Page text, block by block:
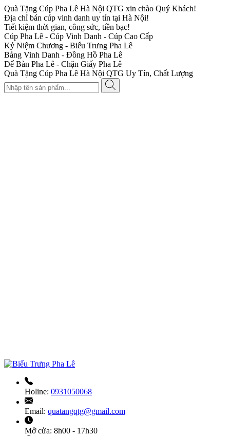
Quà Tặng Cúp Pha Lê Hà Nội QTG xin chào Quý Khách!
Địa chỉ bán cúp vinh danh uy tín tại Hà Nội!
Tiết kiệm thời gian, công sức, tiền bạc!
Cúp Pha Lê - Cúp Vinh Danh - Cúp Cao Cấp
Kỷ Niệm Chương - Biểu Trưng Pha Lê
Bảng Vinh Danh - Đồng Hồ Pha Lê
Để Bàn Pha Lê - Chặn Giấy Pha Lê
Quà Tặng Cúp Pha Lê Hà Nội QTG Uy Tín, Chất Lượng
Holine: 0931050068
Email: quatangqtg@gmail.com
Mở cửa: 8h00 - 17h30